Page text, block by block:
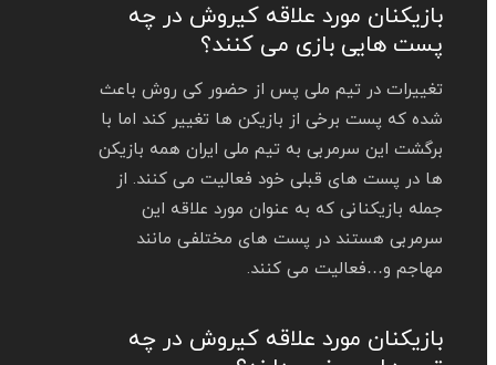
بازیکنان مورد علاقه کیروش در چه
پست هایی بازی می کنند؟
تغییرات در تیم ملی پس از حضور کی روش باعث
شده که پست برخی از بازیکن ها تغییر کند اما با
برگشت این سرمربی به تیم ملی ایران همه بازیکن
ها در پست های قبلی خود فعالیت می کنند. از
جمله بازیکنانی که به عنوان مورد علاقه این
سرمربی هستند در پست‌ های مختلفی مانند
مهاجم و…فعالیت می کنند.
بازیکنان مورد علاقه کیروش در چه